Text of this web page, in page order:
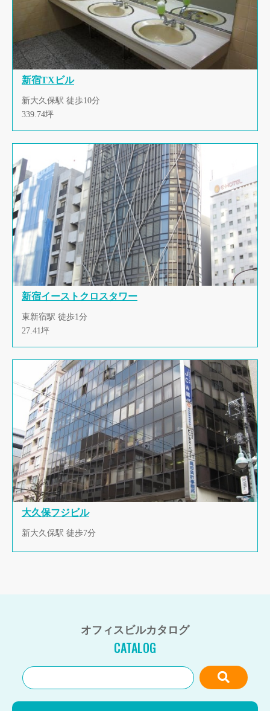
新宿TXビル
新大久保駅 徒歩10分
339.74坪
新宿イーストクロスタワー
東新宿駅 徒歩1分
27.41坪
大久保フジビル
新大久保駅 徒歩7分
オフィスビルカタログ
CATALOG